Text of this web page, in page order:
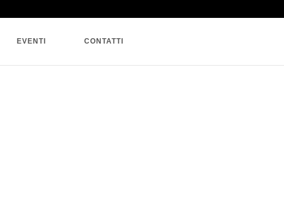
EVENTI CONTATTI
BLOG